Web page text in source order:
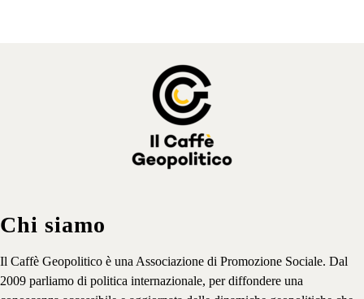
Chi siamo
Il Caffè Geopolitico è una Associazione di Promozione Sociale. Dal
2009 parliamo di politica internazionale, per diffondere una